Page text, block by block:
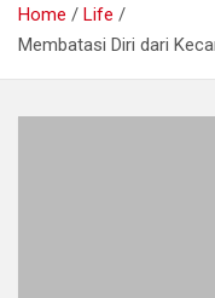
Home
Life
Membatasi Diri dari